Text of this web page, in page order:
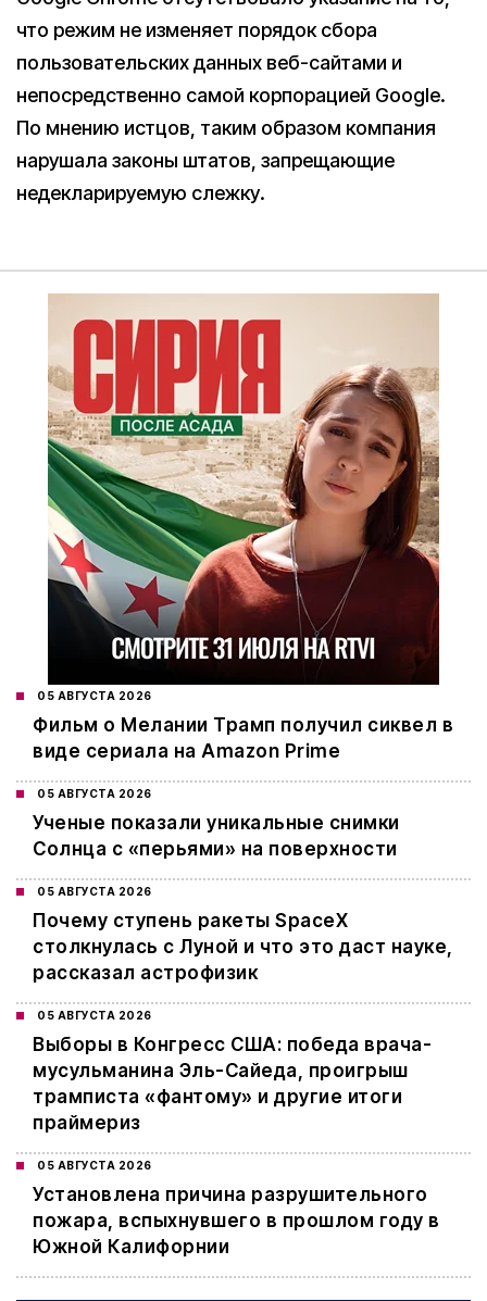
что режим не изменяет порядок сбора
пользовательских данных веб-сайтами и
непосредственно самой корпорацией Google.
По мнению истцов, таким образом компания
нарушала законы штатов, запрещающие
недекларируемую слежку.
05 АВГУСТА 2026
Фильм о Мелании Трамп получил сиквел в
виде сериала на Amazon Prime
05 АВГУСТА 2026
Ученые показали уникальные снимки
Солнца с «перьями» на поверхности
05 АВГУСТА 2026
Почему ступень ракеты SpaceX
столкнулась с Луной и что это даст науке,
рассказал астрофизик
05 АВГУСТА 2026
Выборы в Конгресс США: победа врача-
мусульманина Эль-Сайеда, проигрыш
трамписта «фантому» и другие итоги
праймериз
05 АВГУСТА 2026
Установлена причина разрушительного
пожара, вспыхнувшего в прошлом году в
Южной Калифорнии